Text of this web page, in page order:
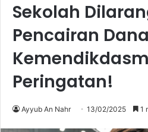
Sekolah
Pencairan Dana
Peringatan!
Ayyub An Nahr 13/02/2025 1